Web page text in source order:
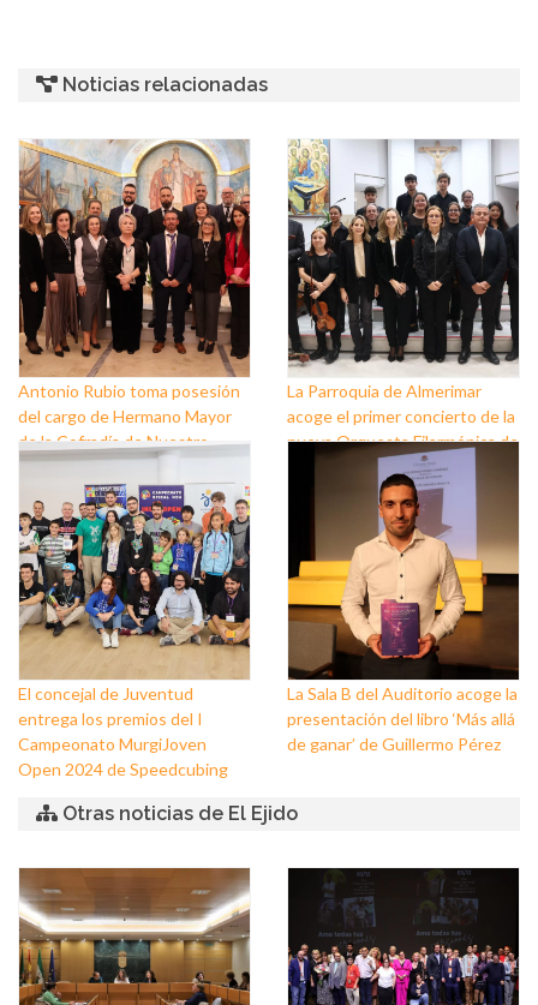
Noticias relacionadas
Antonio Rubio toma posesión
del cargo de Hermano Mayor
de la Cofradía de Nuestro
Padre Jesús Nazareno y
Nuestra Señora de los Dolores
de Balerma
La Parroquia de Almerimar
acoge el primer concierto de la
nueva Orquesta Filarmónica de
El concejal de Juventud
entrega los premios del I
Campeonato MurgiJoven
Open 2024 de Speedcubing
La Sala B del Auditorio acoge la
presentación del libro ‘Más allá
de ganar’ de Guillermo Pérez
Otras noticias de El Ejido